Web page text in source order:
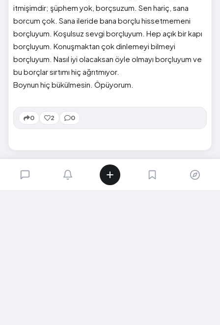
itmişimdir; şüphem yok, borçsuzum. Sen hariç, sana
borcum çok. Sana ileride bana borçlu hissetmemeni
borçluyum. Koşulsuz sevgi borçluyum. Hep açık bir kapı
borçluyum. Konuşmaktan çok dinlemeyi bilmeyi
borçluyum. Nasıl iyi olacaksan öyle olmayı borçluyum ve
bu borçlar sırtımı hiç ağrıtmıyor.
Boynun hiç bükülmesin. Öpüyorum.
0 2 0
SIRADAKI İÇERIK